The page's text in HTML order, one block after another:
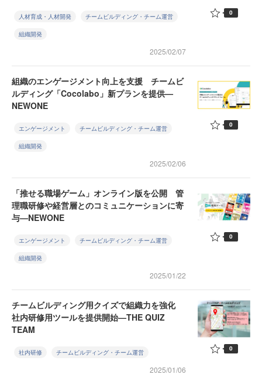
人材育成・人材開発 チームビルディング・チーム運営
組織開発
2025/02/07
0
組織のエンゲージメント向上を支援 チームビ
ルディング「Cocolabo」新プランを提供—
NEWONE
エンゲージメント チームビルディング・チーム運営
組織開発
2025/02/06
0
「推せる職場ゲーム」オンライン版を公開 管
理職研修や経営層とのコミュニケーションに寄
与—NEWONE
エンゲージメント チームビルディング・チーム運営
組織開発
2025/01/22
0
チームビルディング用クイズで組織力を強化
社内研修用ツールを提供開始—THE QUIZ
TEAM
社内研修 チームビルディング・チーム運営
2025/01/06
0